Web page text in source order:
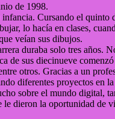
de 1998.
Cursando el
lo hacía en clases,
veían sus dibujos.
duraba solo tres años.
sus diecinueve
otros. Gracias a un
diferentes proyectos en
sobre el mundo digital,
dieron la oportunidad de